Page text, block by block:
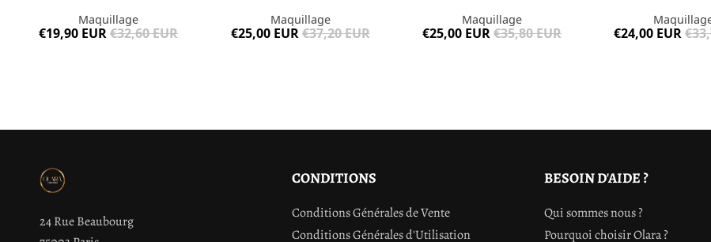
Maquillage
€19,90 EUR€32,60 EUR
Maquillage
€25,00 EUR€37,20 EUR
Maquillage
€25,00 EUR€35,80 EUR €24,00 EUR
24 Rue Beaubourg
CONDITIONS
Conditions Générales de Vente
Conditions Générales d'Utilisation
BESOIN D'AIDE ?
Qui sommes nous ?
Pourquoi choisir Olara ?